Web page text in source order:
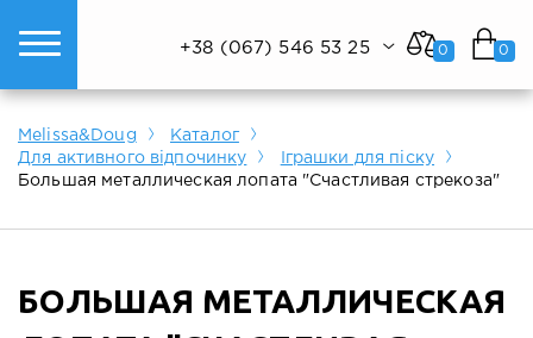
Показати все
Показати все
Показати все
+38 (067) 546 53 25
Melissa&Doug
Каталог
Для активного відпочинку
Іграшки для піску
Большая металлическая лопата "Счастливая стрекоза"
БОЛЬШАЯ МЕТАЛЛИЧЕСКАЯ
0 0